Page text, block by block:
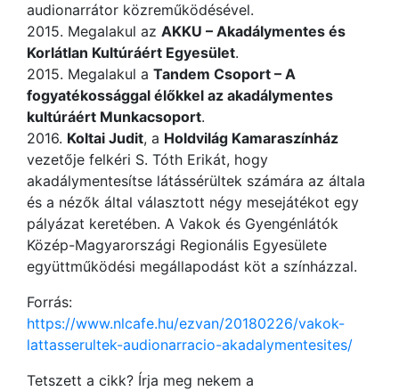
audionarrátor közreműködésével.
2015. Megalakul az AKKU – Akadálymentes és
Korlátlan Kultúráért Egyesület.
2015. Megalakul a Tandem Csoport – A
fogyatékossággal élőkkel az akadálymentes
kultúráért Munkacsoport.
2016. Koltai Judit, a Holdvilág Kamaraszínház
vezetője felkéri S. Tóth Erikát, hogy
akadálymentesítse látássérültek számára az általa
és a nézők által választott négy mesejátékot egy
pályázat keretében. A Vakok és Gyengénlátók
Közép-Magyarországi Regionális Egyesülete
együttműködési megállapodást köt a színházzal.
Forrás:
https://www.nlcafe.hu/ezvan/20180226/vakok-
lattasserultek-audionarracio-akadalymentesites/
Tetszett a cikk? Írja meg nekem a